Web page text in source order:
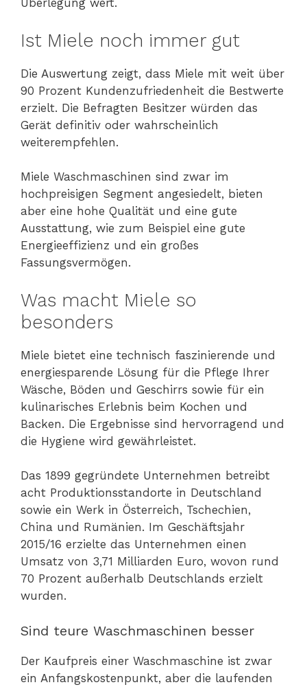
Überlegung wert.
Ist Miele noch immer gut
Die Auswertung zeigt, dass Miele mit weit über
90 Prozent Kundenzufriedenheit die Bestwerte
erzielt. Die Befragten Besitzer würden das
Gerät definitiv oder wahrscheinlich
weiterempfehlen.
Miele Waschmaschinen sind zwar im
hochpreisigen Segment angesiedelt, bieten
aber eine hohe Qualität und eine gute
Ausstattung, wie zum Beispiel eine gute
Energieeffizienz und ein großes
Fassungsvermögen.
Was macht Miele so
besonders
Miele bietet eine technisch faszinierende und
energiesparende Lösung für die Pflege Ihrer
Wäsche, Böden und Geschirrs sowie für ein
kulinarisches Erlebnis beim Kochen und
Backen. Die Ergebnisse sind hervorragend und
die Hygiene wird gewährleistet.
Das 1899 gegründete Unternehmen betreibt
acht Produktionsstandorte in Deutschland
sowie ein Werk in Österreich, Tschechien,
China und Rumänien. Im Geschäftsjahr
2015/16 erzielte das Unternehmen einen
Umsatz von 3,71 Milliarden Euro, wovon rund
70 Prozent außerhalb Deutschlands erzielt
wurden.
Sind teure Waschmaschinen besser
Der Kaufpreis einer Waschmaschine ist zwar
ein Anfangskostenpunkt, aber die laufenden